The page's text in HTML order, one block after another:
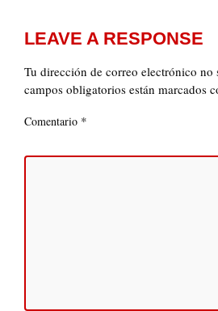
LEAVE A RESPONSE
Tu dirección de correo electrónico no
campos obligatorios están marcados
Comentario *